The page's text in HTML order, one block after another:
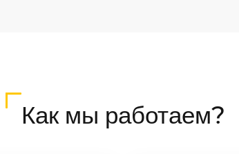
Как мы работаем?